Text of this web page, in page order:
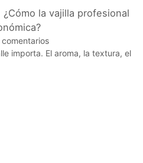
la vajilla profesional
importa. El aroma, la textura, el